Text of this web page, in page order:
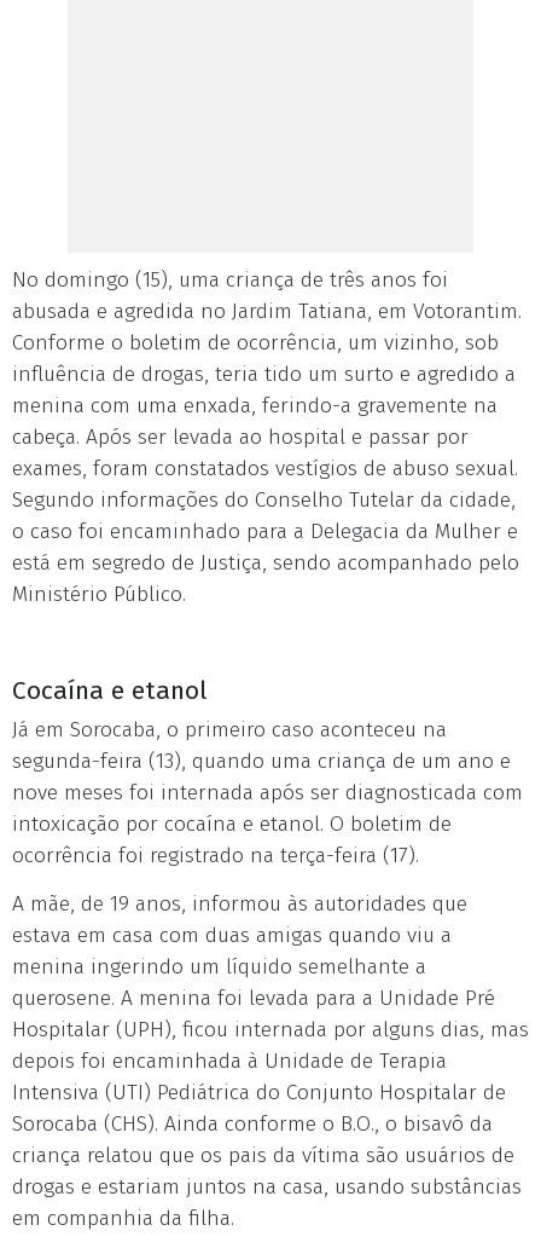
No domingo (15), uma criança de três anos foi
abusada e agredida no Jardim Tatiana, em Votorantim.
Conforme o boletim de ocorrência, um vizinho, sob
influência de drogas, teria tido um surto e agredido a
menina com uma enxada, ferindo-a gravemente na
cabeça. Após ser levada ao hospital e passar por
exames, foram constatados vestígios de abuso sexual.
Segundo informações do Conselho Tutelar da cidade,
o caso foi encaminhado para a Delegacia da Mulher e
está em segredo de Justiça, sendo acompanhado pelo
Ministério Público.
Cocaína e etanol
Já em Sorocaba, o primeiro caso aconteceu na
segunda-feira (13), quando uma criança de um ano e
nove meses foi internada após ser diagnosticada com
intoxicação por cocaína e etanol. O boletim de
ocorrência foi registrado na terça-feira (17).
A mãe, de 19 anos, informou às autoridades que
estava em casa com duas amigas quando viu a
menina ingerindo um líquido semelhante a
querosene. A menina foi levada para a Unidade Pré
Hospitalar (UPH), ficou internada por alguns dias, mas
depois foi encaminhada à Unidade de Terapia
Intensiva (UTI) Pediátrica do Conjunto Hospitalar de
Sorocaba (CHS). Ainda conforme o B.O., o bisavô da
criança relatou que os pais da vítima são usuários de
drogas e estariam juntos na casa, usando substâncias
em companhia da filha.